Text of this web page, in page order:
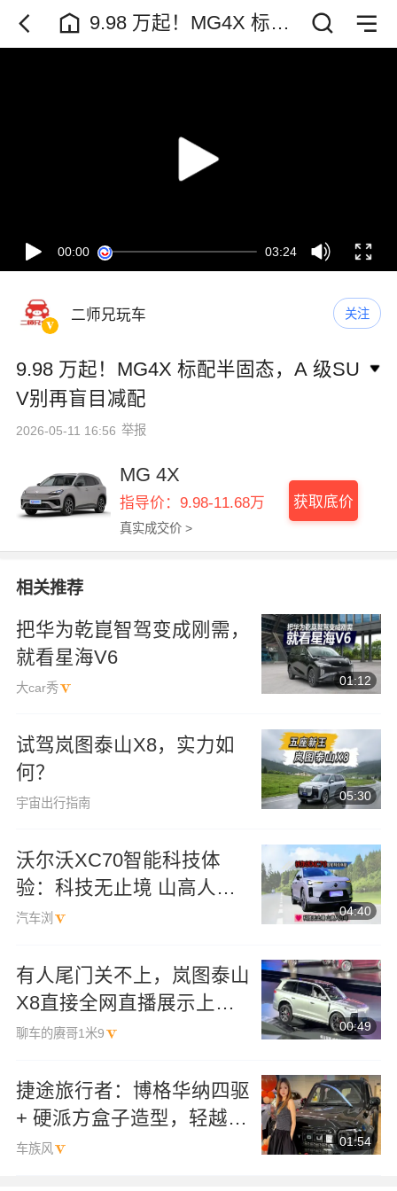
9.98 万起！MG4X 标配
半固态，A 级SUV别再
00:00 03:24
二师兄玩车 关注
9.98 万起！MG4X 标配半固态，A 级SU
V别再盲目减配
2026-05-11 16:56 举报
MG 4X
指导价：9.98-11.68万
真实成交价 >
获取底价
相关推荐
把华为乾崑智驾变成刚需，
就看星海V6
大car秀
01:12
试驾岚图泰山X8，实力如
何？
宇宙出行指南
05:30
沃尔沃XC70智能科技体
验：科技无止境 山高人为
峰
汽车浏
04:40
有人尾门关不上，岚图泰山
X8直接全网直播展示上交
叉轴！
聊车的赓哥1米9
00:49
捷途旅行者：博格华纳四驱
+ 硬派方盒子造型，轻越野
家用SUV
车族风
01:54